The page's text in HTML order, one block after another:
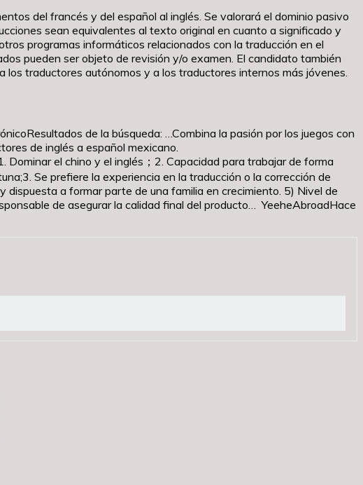
del francés y del español al inglés. Se valorará el dominio pasivo
sean equivalentes al texto original en cuanto a significado y
programas informáticos relacionados con la traducción en el
pueden ser objeto de revisión y/o examen. El candidato también
traductores autónomos y a los traductores internos más jóvenes.
de la búsqueda: …Combina la pasión por los juegos con
de inglés a español mexicano.
el chino y el inglés；2. Capacidad para trabajar de forma
Se prefiere la experiencia en la traducción o la corrección de
a formar parte de una familia en crecimiento. 5) Nivel de
de asegurar la calidad final del producto… YeeheAbroadHace